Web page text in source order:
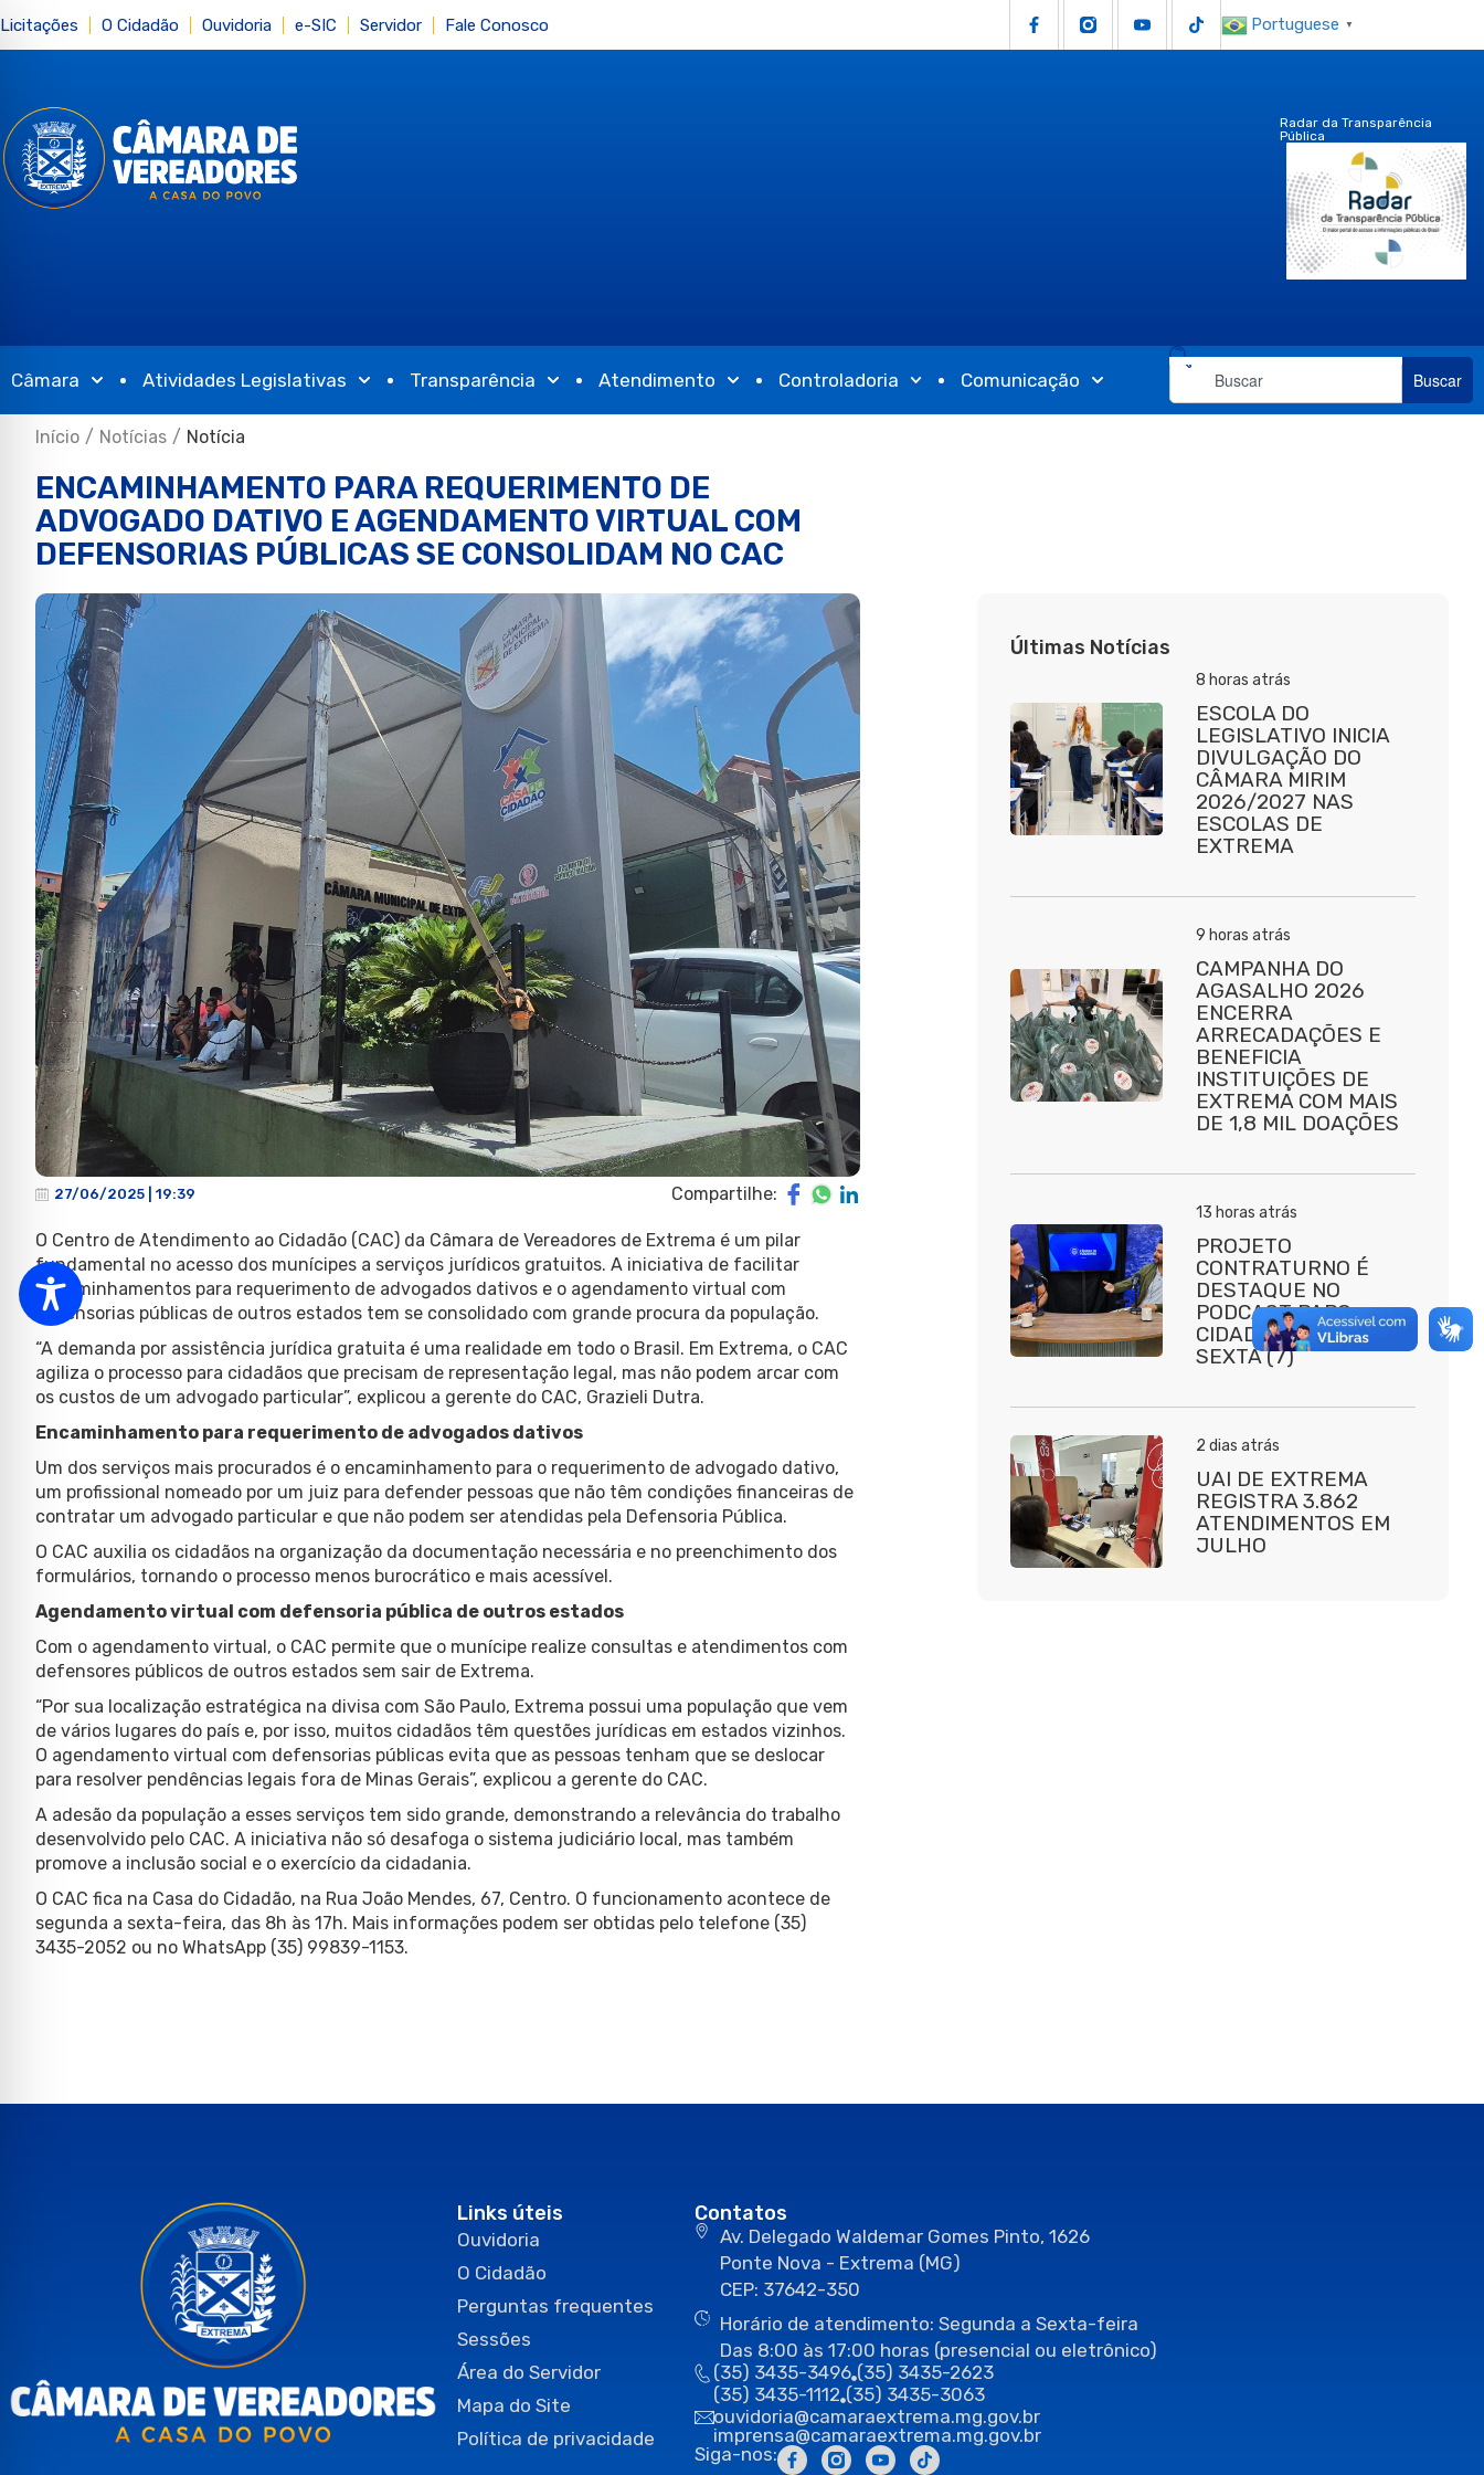
Licitações O Cidadão Ouvidoria e-SIC Servidor Fale Conosco Portuguese ▼
Radar da Transparência
Pública
Câmara Atividades Legislativas Transparência Atendimento Controladoria Comunicação Buscar
Início / Notícias / Notícia
ENCAMINHAMENTO PARA REQUERIMENTO DE
ADVOGADO DATIVO E AGENDAMENTO VIRTUAL COM
DEFENSORIAS PÚBLICAS SE CONSOLIDAM NO CAC
27/06/2025 | 19:39 Compartilhe:
O Centro de Atendimento ao Cidadão (CAC) da Câmara de Vereadores de Extrema é um pilar
fundamental no acesso dos munícipes a serviços jurídicos gratuitos. A iniciativa de facilitar
encaminhamentos para requerimento de advogados dativos e o agendamento virtual com
defensorias públicas de outros estados tem se consolidado com grande procura da população.
“A demanda por assistência jurídica gratuita é uma realidade em todo o Brasil. Em Extrema, o CAC
agiliza o processo para cidadãos que precisam de representação legal, mas não podem arcar com
os custos de um advogado particular”, explicou a gerente do CAC, Grazieli Dutra.
Encaminhamento para requerimento de advogados dativos
Um dos serviços mais procurados é o encaminhamento para o requerimento de advogado dativo,
um profissional nomeado por um juiz para defender pessoas que não têm condições financeiras de
contratar um advogado particular e que não podem ser atendidas pela Defensoria Pública.
O CAC auxilia os cidadãos na organização da documentação necessária e no preenchimento dos
formulários, tornando o processo menos burocrático e mais acessível.
Agendamento virtual com defensoria pública de outros estados
Com o agendamento virtual, o CAC permite que o munícipe realize consultas e atendimentos com
defensores públicos de outros estados sem sair de Extrema.
“Por sua localização estratégica na divisa com São Paulo, Extrema possui uma população que vem
de vários lugares do país e, por isso, muitos cidadãos têm questões jurídicas em estados vizinhos.
O agendamento virtual com defensorias públicas evita que as pessoas tenham que se deslocar
para resolver pendências legais fora de Minas Gerais”, explicou a gerente do CAC.
A adesão da população a esses serviços tem sido grande, demonstrando a relevância do trabalho
desenvolvido pelo CAC. A iniciativa não só desafoga o sistema judiciário local, mas também
promove a inclusão social e o exercício da cidadania.
O CAC fica na Casa do Cidadão, na Rua João Mendes, 67, Centro. O funcionamento acontece de
segunda a sexta-feira, das 8h às 17h. Mais informações podem ser obtidas pelo telefone (35)
3435-2052 ou no WhatsApp (35) 99839-1153.
Últimas Notícias
8 horas atrás
ESCOLA DO
LEGISLATIVO INICIA
DIVULGAÇÃO DO
CÂMARA MIRIM
2026/2027 NAS
ESCOLAS DE
EXTREMA
9 horas atrás
CAMPANHA DO
AGASALHO 2026
ENCERRA
ARRECADAÇÕES E
BENEFICIA
INSTITUIÇÕES DE
EXTREMA COM MAIS
DE 1,8 MIL DOAÇÕES
13 horas atrás
PROJETO
CONTRATURNO É
DESTAQUE NO
PODCAST PAPO
CIDADÃO NESTA
SEXTA (7)
2 dias atrás
UAI DE EXTREMA
REGISTRA 3.862
ATENDIMENTOS EM
JULHO
Links úteis
Ouvidoria
O Cidadão
Perguntas frequentes
Sessões
Área do Servidor
Mapa do Site
Política de privacidade
Contatos
Av. Delegado Waldemar Gomes Pinto, 1626
Ponte Nova - Extrema (MG)
CEP: 37642-350
Horário de atendimento: Segunda a Sexta-feira
Das 8:00 às 17:00 horas (presencial ou eletrônico)
(35) 3435-3496 (35) 3435-2623
(35) 3435-1112 (35) 3435-3063
ouvidoria@camaraextrema.mg.gov.br
imprensa@camaraextrema.mg.gov.br
Siga-nos: